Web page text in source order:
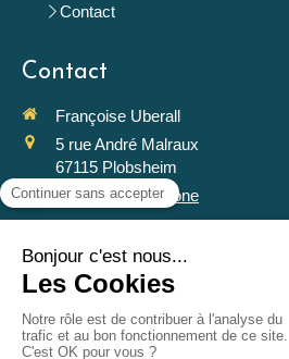
Contact
Contact
Françoise Uberall
5 rue André Malraux
67115 Plobsheim
Afficher le téléphone
©2018 Françoise Uberall -